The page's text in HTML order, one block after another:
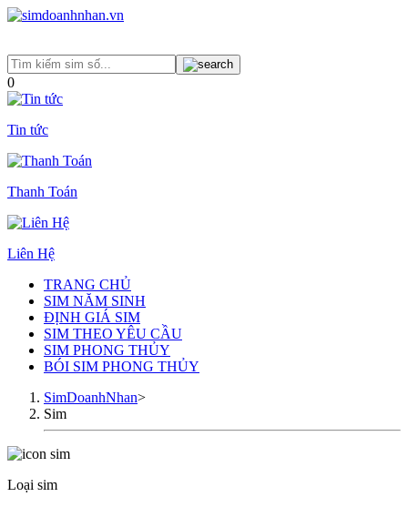
0
Tin tức
Thanh Toán
Liên Hệ
TRANG CHỦ
SIM NĂM SINH
ĐỊNH GIÁ SIM
SIM THEO YÊU CẦU
SIM PHONG THỦY
BÓI SIM PHONG THỦY
SimDoanhNhan>
Sim
Loại sim